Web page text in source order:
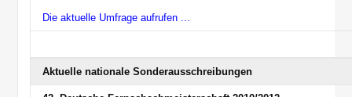
Die aktuelle Umfrage aufrufen ...
Aktuelle nationale Sonderausschreibungen